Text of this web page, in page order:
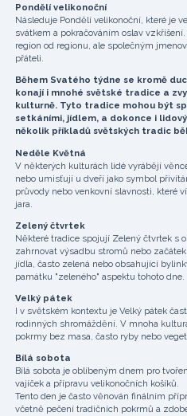
Pondělí velikonoční
Následuje Pondělí velikonoční, které je
svátkem a pokračováním oslav
region od regionu, ale společným
přáteli.
Během Svatého týdne se kromě
konají i mnohé světské tradice a
kulturně. Tyto tradice mohou být
setkáními, jídlem, a dokonce i
několik příkladů světských tradic
Neděle Květná
V některých kulturách lidé vyrábějí
nebo umisťují u dveří jako symbol
průvody nebo venkovní slavnosti, které
jara.
Zelený čtvrtek
Některé tradice spojují Zelený čtvrtek s
zahrnovat výsadbu stromů nebo
jídla, často zelená nebo obsahující
památku "zeleného" aspektu tohoto dne.
Velký pátek
I v světském kontextu je Velký pátek
rodinných shromáždění. V mnoha
pokrmy bez masa, často ryby nebo
Bílá sobota
Bílá sobota je oblíbeným dnem pro
vajíček a přípravu velikonočních košíků.
Tento den je často věnován finálním
včetně pečení tradičních pokrmů a